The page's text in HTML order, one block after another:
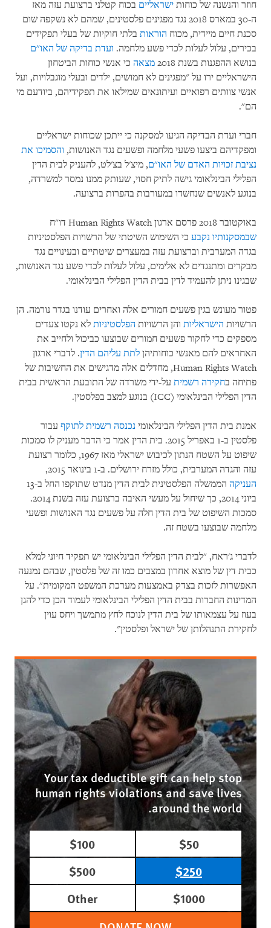
חוזר והנשנה של כוחות ישראליים בכוח קטלני ברצועת עזה מאז
ה-30 במארס 2018 נגד מפגינים פלסטינים, שמהם לא נשקפה שום
סכנת חיים מיידית, מכוח הוראות בלתי חוקיות של בעלי תפקידים
בכירים, עלול לעלות לכדי פשע מלחמה. ועדת בדיקה של האו"ם
בנושא ההפגנות בשנת 2018
מצאה כי אנשי כוחות הביטחון
הישראליים ירו על "מפגינים לא חמושים, ילדים ובעלי מוגבלויות, ועל
אנשי צוותים רפואיים ועיתונאים שמילאו את תפקידיהם, ביודעם מי
הם".
חברי ועדת הבדיקה הגיעו למסקנה כי ייתכן שכוחות ישראליים
ומפקדיהם ביצעו פשעי מלחמה ופשעים נגד האנושות, והסמיכו את
נציבת זכויות האדם של האו"ם, מיצ'ל בצ'לט, להעניק לבית הדין
הפלילי הבינלאומי גישה לתיק חסוי, שעותק ממנו נמסר למשרדה,
בנוגע לאנשים שנחשדו במעורבות בהפרות ברצועה.
באוקטובר 2018 פרסם ארגון Human Rights Watch דו"ח
שבמסקנותיו נקבע כי השימוש השיטתי של הרשויות הפלסטיניות
בגדה המערבית וברצועת עזה במעצרים שיטתיים ובעינויים נגד
מבקרים ומתנגדים לא אלימים, עלול לעלות לכדי פשע נגד האנושות,
שבגינו ניתן להעמיד לדין בבית הדין הפלילי הבינלאומי.
פטור מעונש בגין פשעים חמורים אלה ואחרים עודנו בגדר נורמה. הן
הרשויות הישראליות והן הרשויות הפלסטיניות לא נקטו צעדים
מספקים כדי לחקור פשעים חמורים שבוצעו כביכול ולחייב את
האחראים להם מאנשי כוחותיהן לתת עליהם הדין. לדברי ארגון
Human Rights Watch, מחדלים אלה מדגישים את החשיבות של
פתיחה בחקירה רשמית על-ידי משרדה של התובעת הראשית בבית
הדין הפלילי הבינלאומי (ICC) בנוגע למצב בפלסטין.
אמנת בית הדין הפלילי הבינלאומי נכנסה רשמית לתוקף עבור
פלסטין ב-1 באפריל 2015. בית הדין אמר כי הדבר מעניק לו סמכות
שיפוט על השטח הנתון לכיבוש ישראלי מאז 1967, כלומר רצועת
עזה והגדה המערבית, כולל מזרח ירושלים. ב-1 בינואר 2015,
העניקה
הממשלה הפלסטינית לבית הדין מנדט שתוקפו החל ב-13
ביוני 2014, כך שיחול על מעשי האיבה ברצועת עזה בשנת 2014.
סמכות השיפוט של בית הדין חלה על פשעים נגד האנושות ופשעי
מלחמה שבוצעו בשטח זה.
לדברי ג'ראח, "לבית הדין הפלילי הבינלאומי יש תפקיד חיוני למלא
כבית דין של מוצא אחרון במצבים כמו זה של פלסטין, שבהם נמנעה
האפשרות לזכות בצדק באמצעות מערכת המשפט המקומית". על
המדינות החברות בבית הדין הפלילי הבינלאומי לעמוד הכן כדי להגן
בעוז על עצמאותו של בית הדין לנוכח לחץ מתמשך ויחס עוין
לחקירת התנהלותן של ישראל ופלסטין".
Your tax deductible gift can help stop
human rights violations and save lives
around the world.
$50
$100
$250
$500
$1000
Other